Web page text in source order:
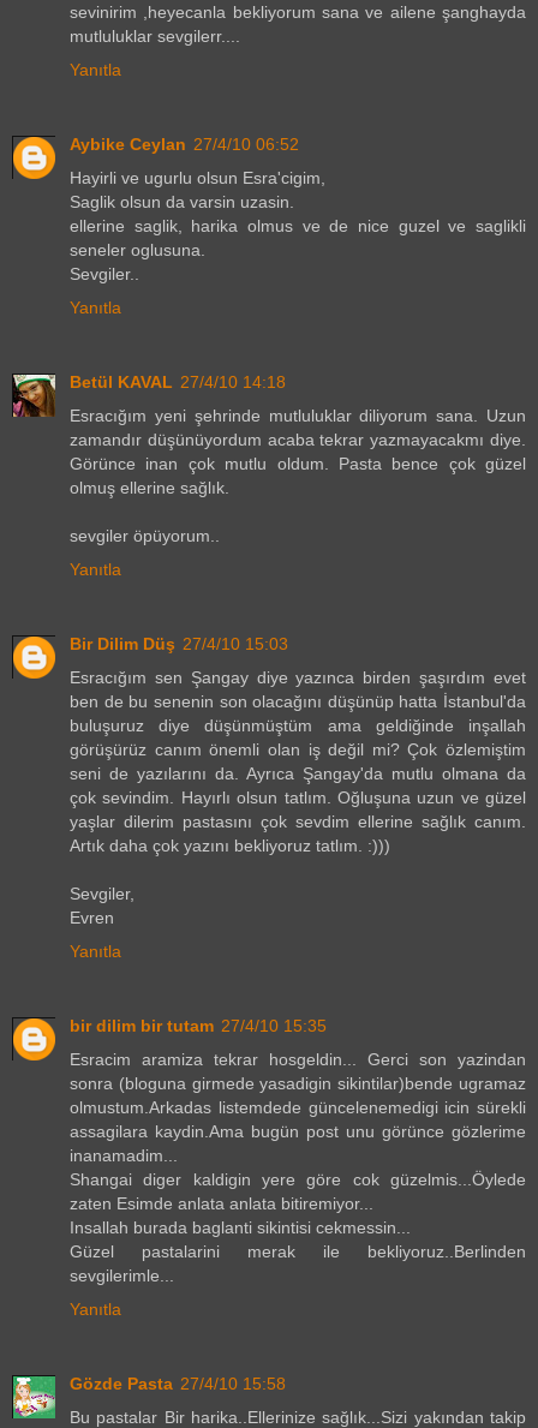
sevinirim ,heyecanla bekliyorum sana ve ailene şanghayda
mutluluklar sevgilerr....
Yanıtla
Aybike Ceylan 27/4/10 06:52
Hayirli ve ugurlu olsun Esra'cigim,
Saglik olsun da varsin uzasin.
ellerine saglik, harika olmus ve de nice guzel ve saglikli
seneler oglusuna.
Sevgiler..
Yanıtla
Betül KAVAL 27/4/10 14:18
Esracığım yeni şehrinde mutluluklar diliyorum sana. Uzun
zamandır düşünüyordum acaba tekrar yazmayacakmı diye.
Görünce inan çok mutlu oldum. Pasta bence çok güzel
olmuş ellerine sağlık.
sevgiler öpüyorum..
Yanıtla
Bir Dilim Düş 27/4/10 15:03
Esracığım sen Şangay diye yazınca birden şaşırdım evet
ben de bu senenin son olacağını düşünüp hatta İstanbul'da
buluşuruz diye düşünmüştüm ama geldiğinde inşallah
görüşürüz canım önemli olan iş değil mi? Çok özlemiştim
seni de yazılarını da. Ayrıca Şangay'da mutlu olmana da
çok sevindim. Hayırlı olsun tatlım. Oğluşuna uzun ve güzel
yaşlar dilerim pastasını çok sevdim ellerine sağlık canım.
Artık daha çok yazını bekliyoruz tatlım. :)))
Sevgiler,
Evren
Yanıtla
bir dilim bir tutam 27/4/10 15:35
Esracim aramiza tekrar hosgeldin... Gerci son yazindan
sonra (bloguna girmede yasadigin sikintilar)bende ugramaz
olmustum.Arkadas listemdede güncelenemedigi icin sürekli
assagilara kaydin.Ama bugün post unu görünce gözlerime
inanamadim...
Shangai diger kaldigin yere göre cok güzelmis...Öylede
zaten Esimde anlata anlata bitiremiyor...
Insallah burada baglanti sikintisi cekmessin...
Güzel pastalarini merak ile bekliyoruz..Berlinden
sevgilerimle...
Yanıtla
Gözde Pasta 27/4/10 15:58
Bu pastalar Bir harika..Ellerinize sağlık...Sizi yakından takip